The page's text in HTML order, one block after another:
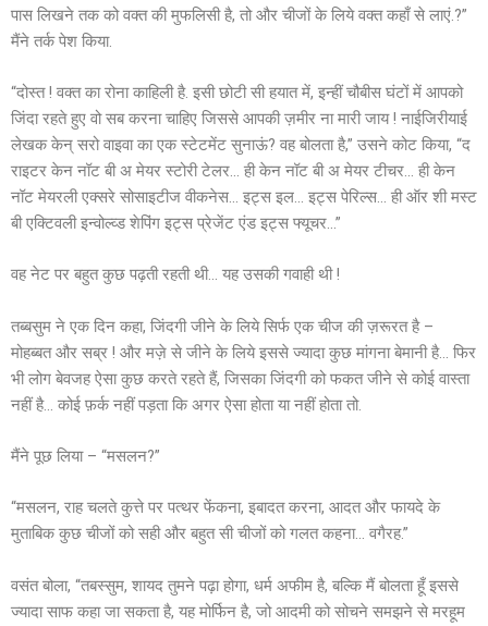
पास लिखने तक को वक्त की मुफलिसी है, तो और चीजों के लिये वक्त कहाँ से लाएं.?”
मैंने तर्क पेश किया.
“दोस्त ! वक्त का रोना काहिली है. इसी छोटी सी हयात में, इन्हीं चौबीस घंटों में आपको
जिंदा रहते हुए वो सब करना चाहिए जिससे आपकी ज़मीर ना मारी जाय ! नाईजिरीयाई
लेखक केन् सरो वाइवा का एक स्टेटमेंट सुनाऊं? वह बोलता है,” उसने कोट किया, “द
राइटर केन नॉट बी अ मेयर स्टोरी टेलर… ही केन नॉट बी अ मेयर टीचर… ही केन
नॉट मेयरली एक्सरे सोसाइटीज वीकनेस… इट्स इल… इट्स पेरिल्स… ही ऑर शी मस्ट
बी एक्टिवली इन्वोल्व्ड शेपिंग इट्स प्रेजेंट एंड इट्स फ्यूचर…”
वह नेट पर बहुत कुछ पढ़ती रहती थी… यह उसकी गवाही थी !
तब्बसुम ने एक दिन कहा, जिंदगी जीने के लिये सिर्फ एक चीज की ज़रूरत है –
मोहब्बत और सब्र ! और मज़े से जीने के लिये इससे ज्यादा कुछ मांगना बेमानी है… फिर
भी लोग बेवजह ऐसा कुछ करते रहते हैं, जिसका जिंदगी को फकत जीने से कोई वास्ता
नहीं है… कोई फ़र्क नहीं पड़ता कि अगर ऐसा होता या नहीं होता तो.
मैंने पूछ लिया – “मसलन?”
“मसलन, राह चलते कुत्ते पर पत्थर फेंकना, इबादत करना, आदत और फायदे के
मुताबिक कुछ चीजों को सही और बहुत सी चीजों को गलत कहना… वगैरह.”
वसंत बोला, “तबस्सुम, शायद तुमने पढ़ा होगा, धर्म अफीम है, बल्कि मैं बोलता हूँ इससे
ज्यादा साफ कहा जा सकता है, यह मोर्फिन है, जो आदमी को सोचने समझने से मरहूम